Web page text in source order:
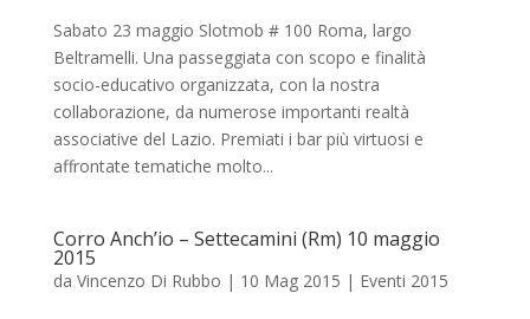
Sabato 23 maggio Slotmob # 100 Roma, largo
Beltramelli. Una passeggiata con scopo e finalità
socio-educativo organizzata, con la nostra
collaborazione, da numerose importanti realtà
associative del Lazio. Premiati i bar più virtuosi e
affrontate tematiche molto...
Corro Anch’io – Settecamini (Rm) 10 maggio
2015
da Vincenzo Di Rubbo | 10 Mag 2015 | Eventi 2015